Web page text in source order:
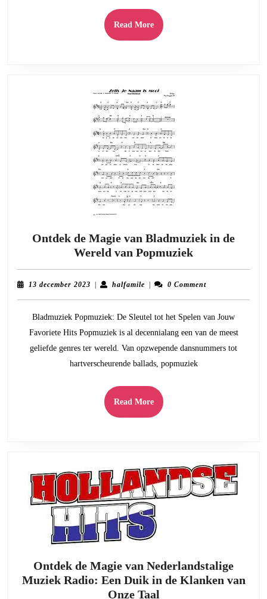
Read MoreRead
More
Ontdek de Magie van Bladmuziek in de
Wereld van PopmuziekOntdek
de
Magie
in
de
Wereld
van
13 december 2023 13| halfamilehalfamile
| 0 Comment
Bladmuziek Popmuziek: De Sleutel tot het Spelen van Jouw
Favoriete Hits Popmuziek is al decennialang een van de meest
geliefde genres ter wereld. Van opzwepende dansnummers tot
hartverscheurende ballads, popmuziek
Read MoreRead
More
Ontdek de Magie van Nederlandstalige
Muziek Radio: Een Duik in de Klanken van
Onze TaalOntdek